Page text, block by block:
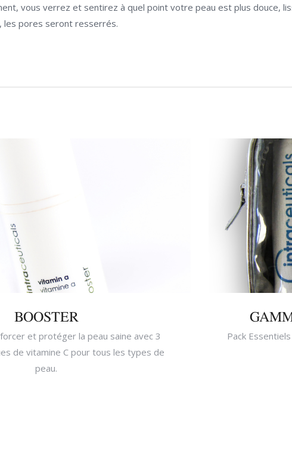
vous verrez et sentirez à quel point votre peau est plus douce,
les pores seront resserrés.
BOOSTER
et protéger la peau saine avec 3
de vitamine C pour tous les types de
peau.
Pack